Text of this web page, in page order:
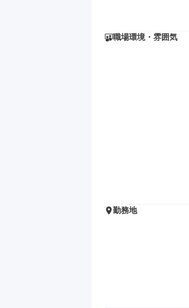
職場環境・雰囲気
勤務地